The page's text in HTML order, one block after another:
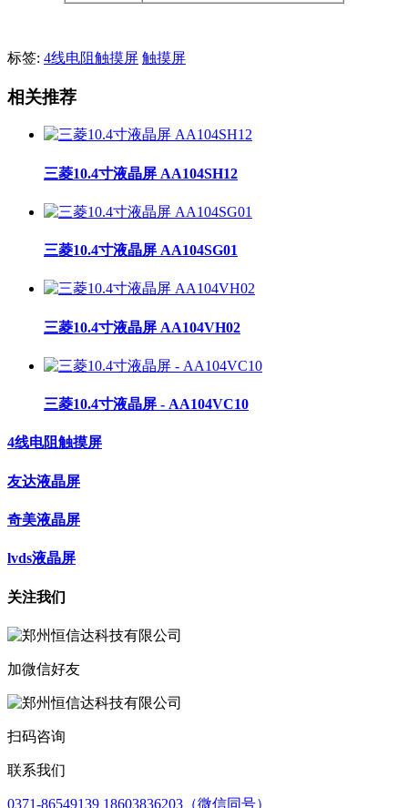
标签: 4线电阻触摸屏 触摸屏
相关推荐
三菱10.4寸液晶屏 AA104SH12
三菱10.4寸液晶屏 AA104SG01
三菱10.4寸液晶屏 AA104VH02
三菱10.4寸液晶屏 - AA104VC10
4线电阻触摸屏
友达液晶屏
奇美液晶屏
lvds液晶屏
关注我们
加微信好友
扫码咨询
联系我们
0371-86549139 18603836203（微信同号）